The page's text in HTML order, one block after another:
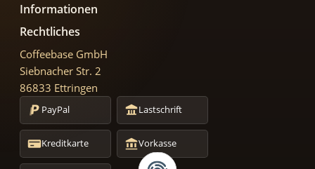
Informationen
Rechtliches
Coffeebase GmbH
Siebnacher Str. 2
86833 Ettringen
PayPal Lastschrift
Kreditkarte Vorkasse